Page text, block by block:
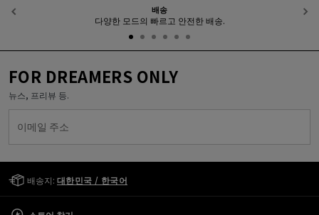
배송
다양한 모드의 빠르고 안전한 배송.
이전
FOR DREAMERS ONLY
뉴스, 프리뷰 등.
이메일 주소
배송지: 대한민국 / 한국어